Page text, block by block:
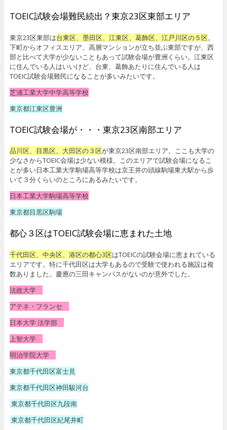
TOEIC試験会場難民続出？東京23区東部エリア
東京23区東部は台東区、墨田区、江東区、葛飾区、江戸川区の５区。
下町からオフィスエリア、高層マンションが立ち並ぶ東部ですが、西
部と比べて大学が少ないこともあって試験会場が豊洲くらい。江東区
に住んでいる人はいいけど、台東、葛飾あたりに住んでいる人は
TOEIC試験会場難民になることが多いみたいです。
芝浦工業大学中学高等学校
東京都江東区豊洲
TOEIC試験会場が・・・東京23区南部エリア
品川区、目黒区、大田区の３区が東京23区南部エリア。ここも大学の
少なさからTOEIC会場は少ない模様。このエリアで試験会場になるこ
とが多い日本工業大学駒場高等学校は京王井の頭線駒場東大駅から歩
いて３分くらいのところにあるみたいです。
日本工業大学駒場高等学校
東京都目黒区駒場
都心３区はTOEIC試験会場に恵まれた土地
千代田区、中央区、港区の都心3区はTOEICの試験会場に恵まれている
エリアです。特に千代田区は大学もあるので受験で使われる施設は複
数ありました。慶應の三田キャンパスがないのが意外でした。
法政大学
アテネ・フランセ
日本大学 法学部
上智大学
明治学院大学
東京都千代田区富士見
東京都千代田区神田駿河台
東京都千代田区九段南
東京都千代田区紀尾井町